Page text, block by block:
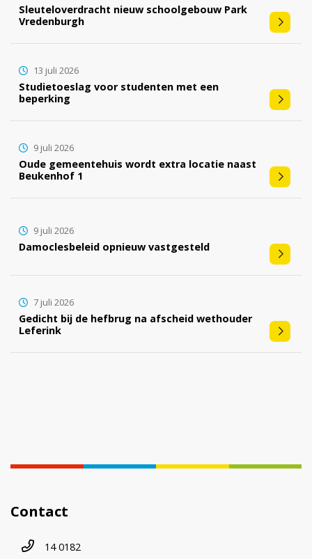
Sleuteloverdracht nieuw schoolgebouw Park
Vredenburgh
Studietoeslag voor studenten met een
beperking
13 juli 2026
Oude gemeentehuis wordt extra locatie naast
Beukenhof 1
9 juli 2026
Damoclesbeleid opnieuw vastgesteld
9 juli 2026
Gedicht bij de hefbrug na afscheid wethouder
Leferink
7 juli 2026
Contact
Telefoonnummer
14 0182